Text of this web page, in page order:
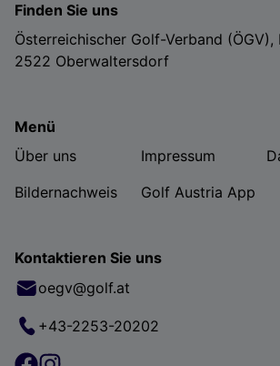
Finden Sie uns
Österreichischer Golf-Verband (ÖGV),
2522 Oberwaltersdorf
Menü
Über uns
Impressum
Bildernachweis
Golf Austria App
Kontaktieren Sie uns
oegv@golf.at
+43-2253-20202